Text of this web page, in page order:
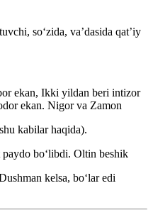
soʻzida, vaʼdasida qatʼiy
ekan, Ikki yildan beri intizor
ekan. Nigor va Zamon
kabilar haqida).
boʻlibdi. Oltin beshik
kelsa, boʻlar edi